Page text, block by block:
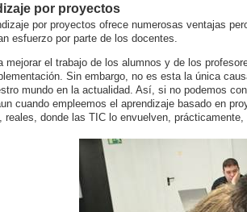
por proyectos
por proyectos ofrece numerosas ventajas
esfuerzo por parte de los docentes.
mejorar el trabajo de los alumnos y de los
Sin embargo, no es esta la única
mundo en la actualidad. Así, si no podemos
cuando empleemos el aprendizaje basado en
reales, donde las TIC lo envuelven, prácticamente,